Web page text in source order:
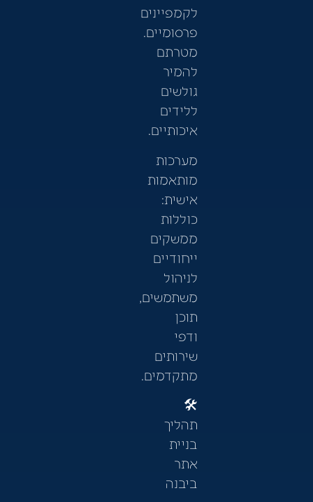
לקמפיינים
פרסומיים.
מטרתם
להמיר
גולשים
ללידים
איכותיים.
מערכות
מותאמות
אישית:
כוללות
ממשקים
ייחודיים
לניהול
משתמשים,
תוכן
ודפי
שירותים
מתקדמים.
🛠️
תהליך
בניית
אתר
ביבנה